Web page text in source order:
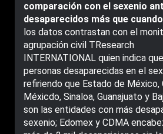
comparación con el sexenio
desaparecidos más que
los datos contrastan con el
agrupación civil TResearch
INTERNATIONAL quien indica
personas desaparecidas en el
refiriendo que Estado de México,
Méxicdo, Sinaloa, Guanajuato y
son las entidades con más
sexenio; Edomex y CDMA